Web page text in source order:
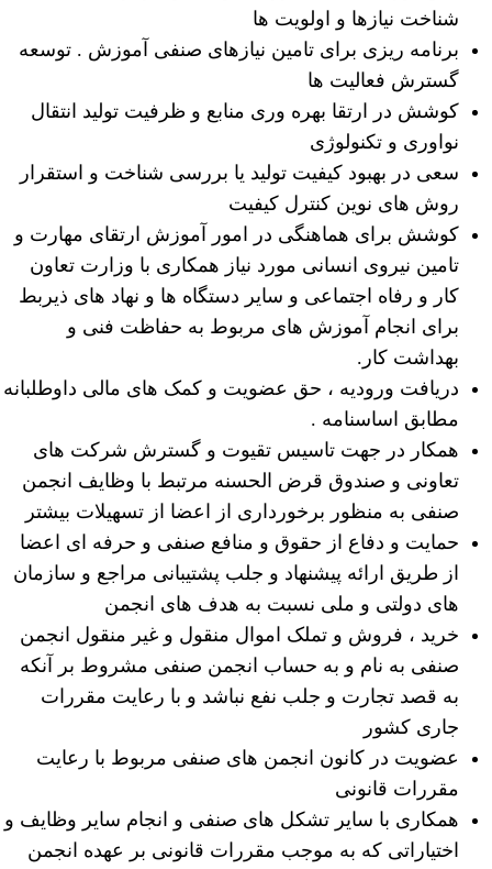
شناخت نیازها و اولویت ها
برنامه ریزی برای تامین نیازهای صنفی آموزش . توسعه
گسترش فعالیت ها
کوشش در ارتقا بهره وری منابع و ظرفیت تولید انتقال
نواوری و تکنولوژی
سعی در بهبود کیفیت تولید یا بررسی شناخت و استقرار
روش های نوین کنترل کیفیت
کوشش برای هماهنگی در امور آموزش ارتقای مهارت و
تامین نیروی انسانی مورد نیاز همکاری با وزارت تعاون
کار و رفاه اجتماعی و سایر دستگاه ها و نهاد های ذیربط
برای انجام آموزش های مربوط به حفاظت فنی و
بهداشت کار.
دریافت ورودیه ، حق عضویت و کمک های مالی داوطلبانه
مطابق اساسنامه .
همکار در جهت تاسیس تقیوت و گسترش شرکت های
تعاونی و صندوق قرض الحسنه مرتبط با وظایف انجمن
صنفی به منظور برخورداری از اعضا از تسهیلات بیشتر
حمایت و دفاع از حقوق و منافع صنفی و حرفه ای اعضا
از طریق ارائه پیشنهاد و جلب پشتیبانی مراجع و سازمان
های دولتی و ملی نسبت به هدف های انجمن
خرید ، فروش و تملک اموال منقول و غیر منقول انجمن
صنفی به نام و به حساب انجمن صنفی مشروط بر آنکه
به قصد تجارت و جلب نفع نباشد و با رعایت مقررات
جاری کشور
عضویت در کانون انجمن های صنفی مربوط با رعایت
مقررات قانونی
همکاری با سایر تشکل های صنفی و انجام سایر وظایف و
اختیاراتی که به موجب مقررات قانونی بر عهده انجمن